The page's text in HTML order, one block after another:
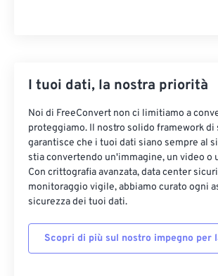
I tuoi dati, la nostra priorità
Noi di FreeConvert non ci limitiamo a
proteggiamo. Il nostro solido framework di
garantisce che i tuoi dati siano sempre al
stia convertendo un'immagine, un video o
Con crittografia avanzata, data center
monitoraggio vigile, abbiamo curato ogni
sicurezza dei tuoi dati.
Scopri di più sul nostro impegno per